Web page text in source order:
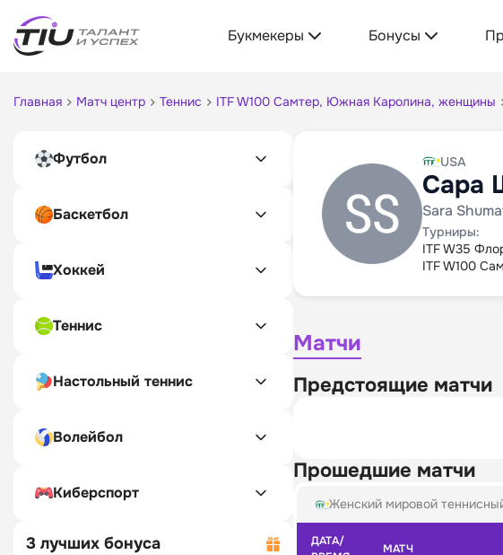
Букмекеры Бонусы
Главная Матч центр Теннис ITF W100 Самтер, Южная Каролина, женщины
Футбол
Баскетбол
Хоккей
Теннис
Настольный теннис
Волейбол
Киберспорт
3 лучших бонуса
USA
Сара
Sara
Турниры:
ITF W35
ITF W100
Матчи
Предстоящие матчи
Прошедшие матчи
Женский мировой
ДАТА/
МАТЧ